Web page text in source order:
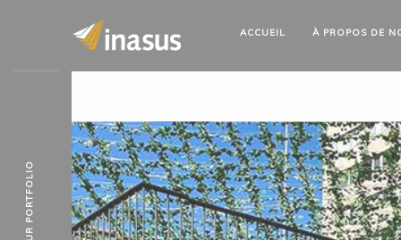
ACCUEIL À PROPOS DE
OUR PORTFOLIO